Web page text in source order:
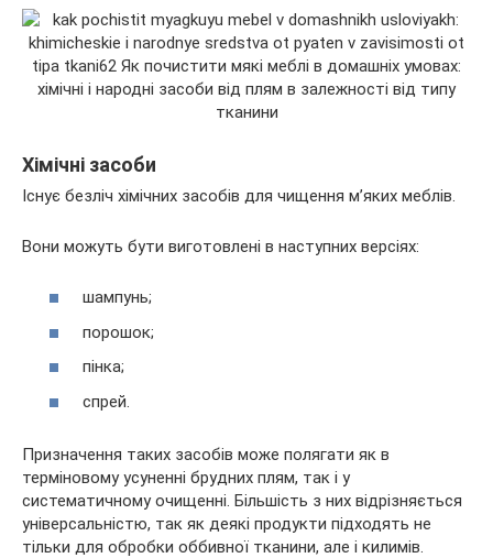
Хімічні засоби
Існує безліч хімічних засобів для чищення м’яких меблів.
Вони можуть бути виготовлені в наступних версіях:
шампунь;
порошок;
пінка;
спрей.
Призначення таких засобів може полягати як в
терміновому усуненні брудних плям, так і у
систематичному очищенні. Більшість з них відрізняється
універсальністю, так як деякі продукти підходять не
тільки для обробки оббивної тканини, але і килимів.